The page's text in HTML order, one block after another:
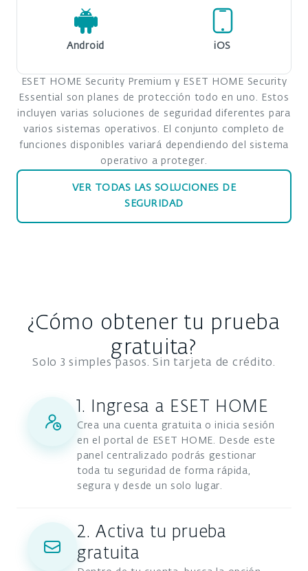
Android iOS
ESET HOME Security Premium y ESET HOME Security
Essential son planes de protección todo en uno. Estos
incluyen varias soluciones de seguridad diferentes para
varios sistemas operativos. El conjunto completo de
funciones disponibles variará dependiendo del sistema
operativo a proteger.
VER TODAS LAS SOLUCIONES DE
SEGURIDAD
¿Cómo obtener tu prueba
gratuita?
Solo 3 simples pasos. Sin tarjeta de crédito.
1. Ingresa a ESET HOME
Crea una cuenta gratuita o inicia sesión
en el portal de ESET HOME. Desde este
panel centralizado podrás gestionar
toda tu seguridad de forma rápida,
segura y desde un solo lugar.
2. Activa tu prueba
gratuita